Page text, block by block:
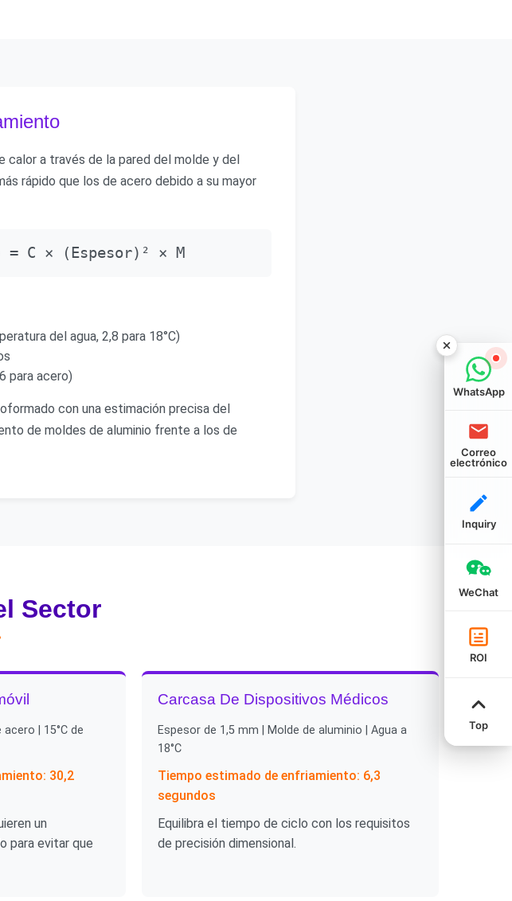
calor a través de la pared del molde y del
rápido que los de acero debido a su mayor
C × (Espesor)² × M
del agua, 2,8 para 18°C)
para acero)
con una estimación precisa del
de moldes de aluminio frente a los de
Sector
| 15°C de
30,2
un
para evitar que
Carcasa De Dispositivos Médicos
Espesor de 1,5 mm | Molde de aluminio | Agua a
18°C
Tiempo estimado de enfriamiento: 6,3
segundos
Equilibra el tiempo de ciclo con los requisitos
de precisión dimensional.
WhatsApp
Correo
electrónico
Inquiry
WeChat
ROI
Top